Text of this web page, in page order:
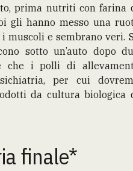
prima nutriti con farina
gli hanno messo una
muscoli e sembrano veri.
sotto un’auto dopo
che i polli di
per cui
da cultura biologica
finale*